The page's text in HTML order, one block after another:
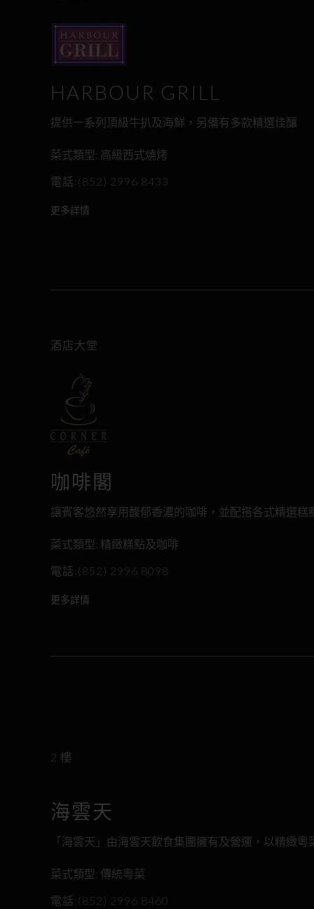
HARBOUR GRILL
提供一系列頂級牛扒及海鮮，另備有多款精選佳釀
菜式類型: 高級西式燒烤
電話:(852) 2996 8433
更多詳情
酒店大堂
咖啡閣
讓賓客悠然享用馥郁香濃的咖啡，並配搭各式精選糕
菜式類型: 精緻糕點及咖啡
電話:(852) 2996 8098
更多詳情
2 樓
海雲天
「海雲天」由海雲天飲食集團擁有及營運，以精緻粵
菜式類型: 傳統粵菜
電話:(852) 2996 8460